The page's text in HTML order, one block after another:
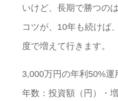
いけど、長期で勝つの
コツが、10年も続けば
度で増えて行きます。
3,000万円の年利50%運
年数：投資額（円）・